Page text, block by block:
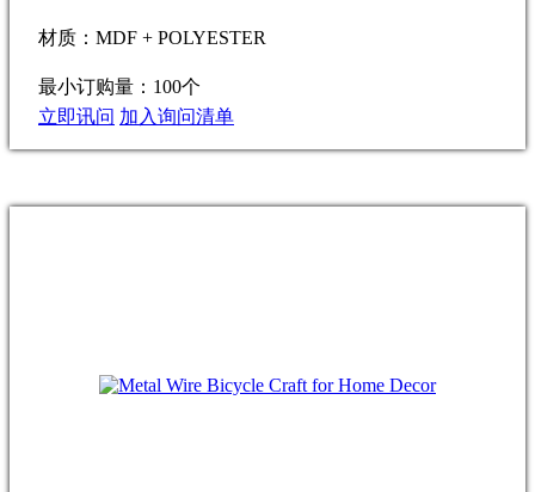
材质：MDF + POLYESTER
最小订购量：100个
立即讯问 加入询问清单